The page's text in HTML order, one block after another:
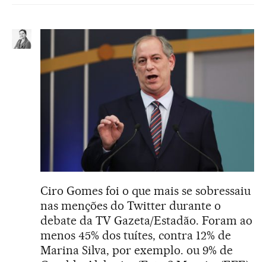
Ciro Gomes foi o que mais se sobressaiu
nas menções do Twitter durante o
debate da TV Gazeta/Estadão. Foram ao
menos 45% dos tuítes, contra 12% de
Marina Silva, por exemplo. ou 9% de